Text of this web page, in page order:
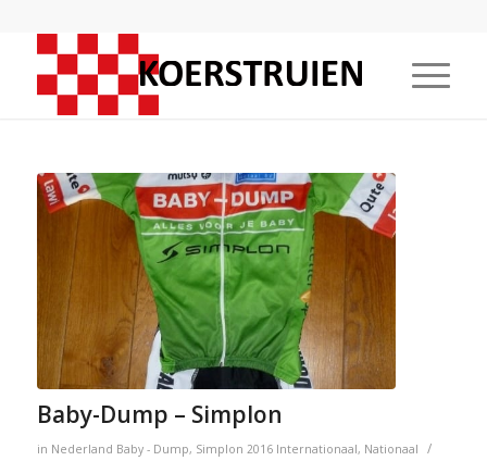
Baby-Dump – Simplon
in Nederland Baby - Dump, Simplon 2016 Internationaal, Nationaal /